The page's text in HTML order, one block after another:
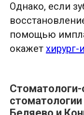
Однако, если
помощью
окажет
стоматологии